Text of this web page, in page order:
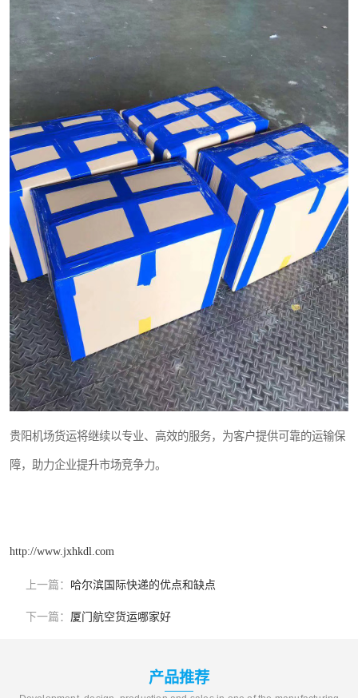
贵阳机场货运将继续以专业、高效的服务，为客户提供可靠的运输保
障，助力企业提升市场竞争力。
http://www.jxhkdl.com
上一篇： 哈尔滨国际快递的优点和缺点
下一篇： 厦门航空货运哪家好
产品推荐